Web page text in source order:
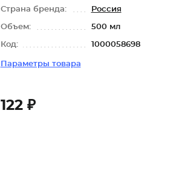
Страна бренда: Россия
Объем: 500 мл
Код: 1000058698
Параметры товара
122 ₽